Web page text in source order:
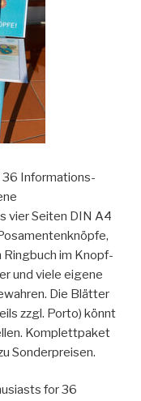
Informations-
vier Seiten DIN A4
im Knopf-
und viele eigene
Die Blätter
zzgl. Porto) könnt
Komplettpaket
Sonderpreisen.
for 36